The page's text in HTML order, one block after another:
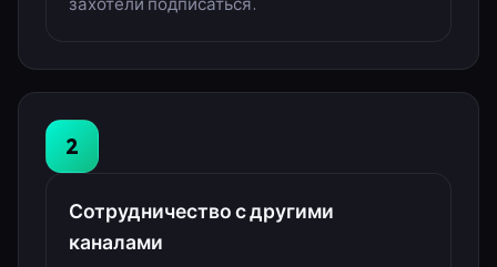
2
Сотрудничество с другими
каналами